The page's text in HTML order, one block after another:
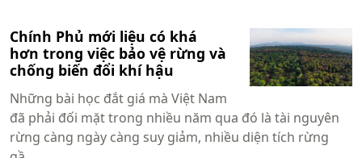
Chính Phủ mới liệu có khá
hơn trong việc bảo vệ rừng và
chống biến đổi khí hậu
Những bài học đắt giá mà Việt Nam
đã phải đối mặt trong nhiều năm qua đó là tài nguyên
rừng càng ngày càng suy giảm, nhiều diện tích rừng